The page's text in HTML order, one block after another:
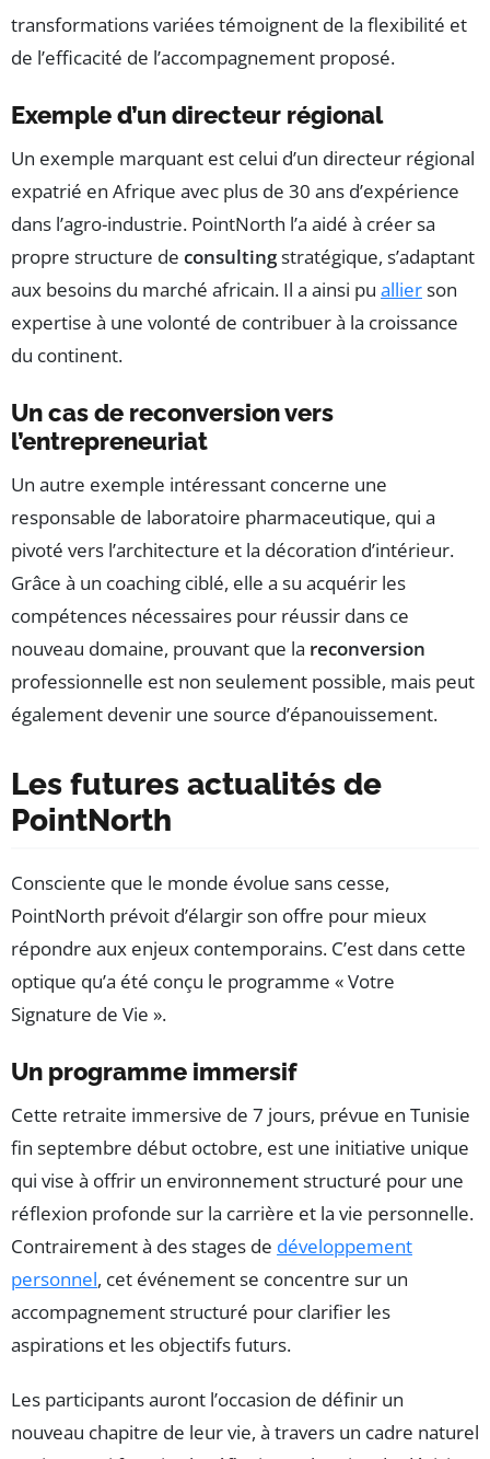
transformations variées témoignent de la flexibilité et
de l’efficacité de l’accompagnement proposé.
Exemple d’un directeur régional
Un exemple marquant est celui d’un directeur régional
expatrié en Afrique avec plus de 30 ans d’expérience
dans l’agro-industrie. PointNorth l’a aidé à créer sa
propre structure de consultingstratégique, s’adaptant
aux besoins du marché africain. Il a ainsi pu allierson
expertise à une volonté de contribuer à la croissance
du continent.
Un cas de reconversion vers
l’entrepreneuriat
Un autre exemple intéressant concerne une
responsable de laboratoire pharmaceutique, qui a
pivoté vers l’architecture et la décoration d’intérieur.
Grâce à un coaching ciblé, elle a su acquérir les
compétences nécessaires pour réussir dans ce
nouveau domaine, prouvant que la reconversion
professionnelle est non seulement possible, mais peut
également devenir une source d’épanouissement.
Les futures actualités de
PointNorth
Consciente que le monde évolue sans cesse,
PointNorth prévoit d’élargir son offre pour mieux
répondre aux enjeux contemporains. C’est dans cette
optique qu’a été conçu le programme « Votre
Signature de Vie ».
Un programme immersif
Cette retraite immersive de 7 jours, prévue en Tunisie
fin septembre début octobre, est une initiative unique
qui vise à offrir un environnement structuré pour une
réflexion profonde sur la carrière et la vie personnelle.
Contrairement à des stages de développement
personnel, cet événement se concentre sur un
accompagnement structuré pour clarifier les
aspirations et les objectifs futurs.
Les participants auront l’occasion de définir un
nouveau chapitre de leur vie, à travers un cadre naturel